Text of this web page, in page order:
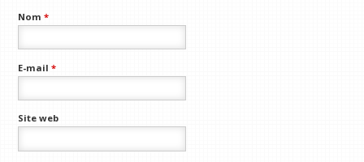
Nom*
E-mail*
Site web